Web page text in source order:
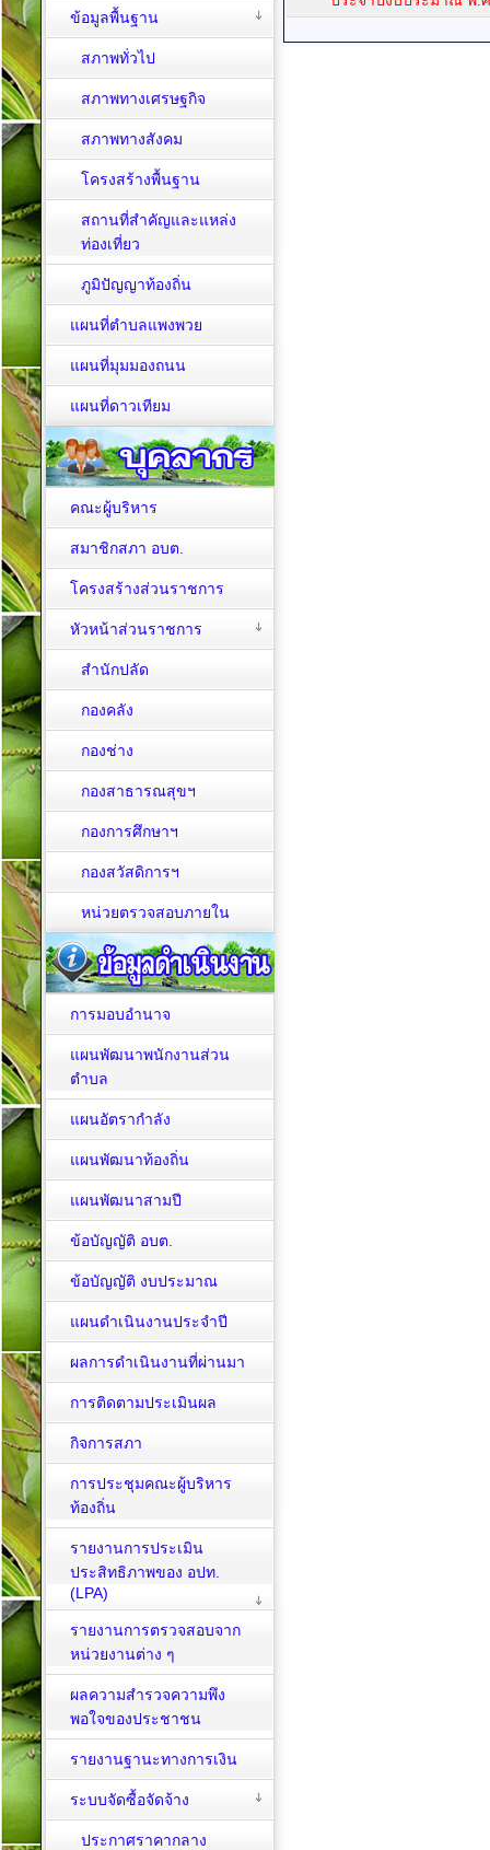
ข้อมูลพื้นฐาน
สภาพทั่วไป
สภาพทางเศรษฐกิจ
สภาพทางสังคม
โครงสร้างพื้นฐาน
สถานที่สำคัญและแหล่ง
ท่องเที่ยว
ภูมิปัญญาท้องถิ่น
แผนที่ตำบลแพงพวย
แผนที่มุมมองถนน
แผนที่ดาวเทียม
คณะผู้บริหาร
สมาชิกสภา อบต.
โครงสร้างส่วนราชการ
หัวหน้าส่วนราชการ
สำนักปลัด
กองคลัง
กองช่าง
กองสาธารณสุขฯ
กองการศึกษาฯ
กองสวัสดิการฯ
หน่วยตรวจสอบภายใน
การมอบอำนาจ
แผนพัฒนาพนักงานส่วน
ตำบล
แผนอัตรากำลัง
แผนพัฒนาท้องถิ่น
แผนพัฒนาสามปี
ข้อบัญญัติ อบต.
ข้อบัญญัติ งบประมาณ
แผนดำเนินงานประจำปี
ผลการดำเนินงานที่ผ่านมา
การติดตามประเมินผล
กิจการสภา
การประชุมคณะผู้บริหาร
ท้องถิ่น
รายงานการประเมิน
ประสิทธิภาพของ อปท.
(LPA)
รายงานการตรวจสอบจาก
หน่วยงานต่าง ๆ
ผลความสำรวจความพึง
พอใจของประชาชน
รายงานฐานะทางการเงิน
ระบบจัดซื้อจัดจ้าง
ประกาศราคากลาง